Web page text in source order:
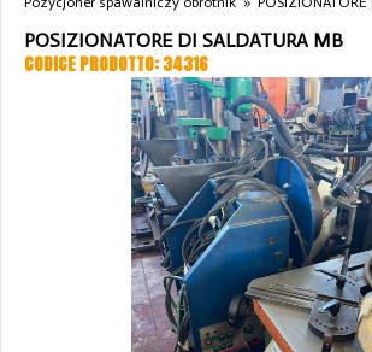
POSIZIONATORE DI SALDATURA MB
CODICE PRODOTTO: 34316